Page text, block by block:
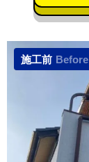
施工前 Before